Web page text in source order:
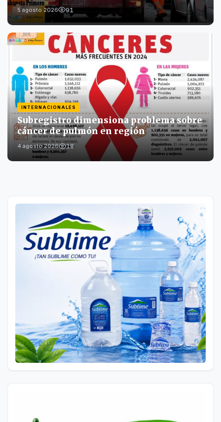
5 agosto 2026 91
INTERNACIONALES
Subregistro dimensiona problema sobre
cáncer de pulmón en región
4 agosto 2026 18